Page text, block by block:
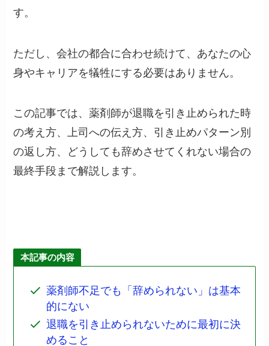
す。
ただし、会社の都合に合わせ続けて、あなたの心
身やキャリアを犠牲にする必要はありません。
この記事では、薬剤師が退職を引き止められた時
の考え方、上司への伝え方、引き止めパターン別
の返し方、どうしても辞めさせてくれない場合の
最終手段まで解説します。
本記事の内容
薬剤師不足でも「辞められない」は基本
的にない
退職を引き止められないために最初に決
めること